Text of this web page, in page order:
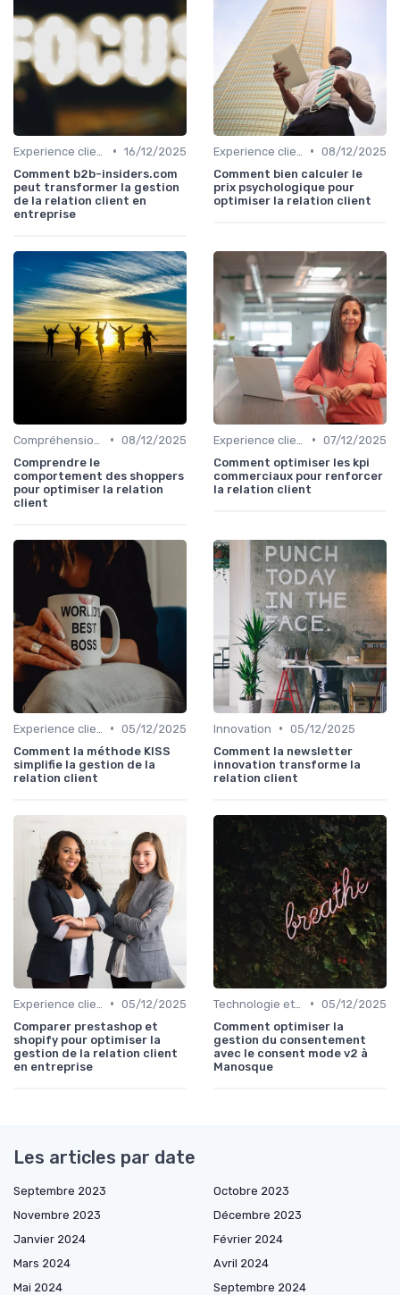
• 16/12/2025
Comment b2b-insiders.com
peut transformer la gestion
de la relation client en
entreprise
• 08/12/2025
Comment bien calculer le
prix psychologique pour
optimiser la relation client
• 08/12/2025
Comprendre le
comportement des shoppers
pour optimiser la relation
client
• 07/12/2025
Comment optimiser les kpi
commerciaux pour renforcer
la relation client
• 05/12/2025
Comment la méthode KISS
simplifie la gestion de la
relation client
Innovation • 05/12/2025
Comment la newsletter
innovation transforme la
relation client
• 05/12/2025
Comparer prestashop et
shopify pour optimiser la
gestion de la relation client
en entreprise
• 05/12/2025
Comment optimiser la
gestion du consentement
avec le consent mode v2 à
Manosque
Les articles par date
Septembre 2023
Octobre 2023
Novembre 2023
Décembre 2023
Janvier 2024
Février 2024
Mars 2024
Avril 2024
Mai 2024
Septembre 2024